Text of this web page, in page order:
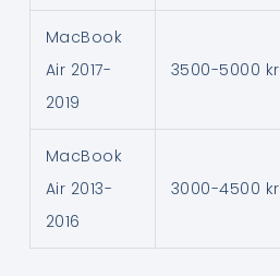
MacBook
Air 2017-
2019
3500-5000 kr
MacBook
Air 2013-
2016
3000-4500 kr